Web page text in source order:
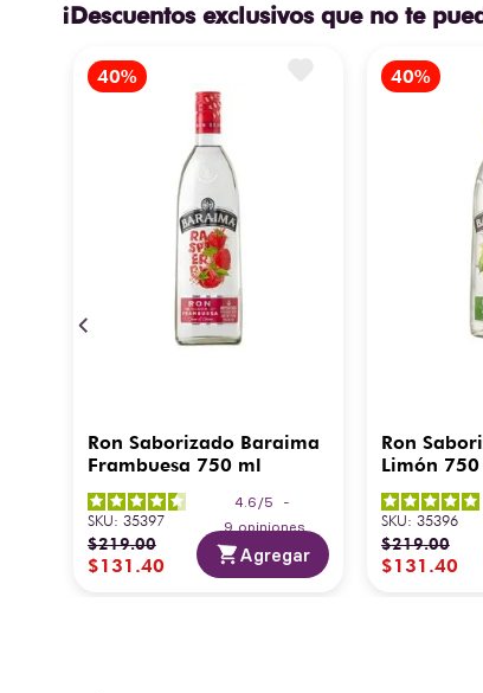
¡Descuentos exclusivos que no te
Ron Saborizado Baraima
Frambuesa 750 ml
4.6 /5
-
9 opiniones
SKU: 35397
$219.00
$131 .40 Agregar
Ron
Limón
SKU: 35396
$219.00
$131 .40